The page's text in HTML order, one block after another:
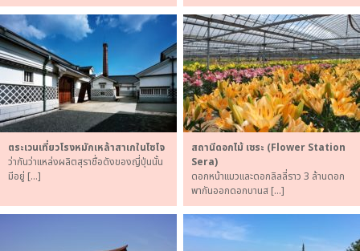
ตระเวนเที่ยวโรงหมักเหล้าสาเกในไซโจ
ว่ากันว่าแหล่งผลิตสุราชื่อดังของญี่ปุ่นนั้น
มีอยู่ […]
สถานีดอกไม้ เซระ (Flower Station
Sera)
ดอกหน้าแมวและดอกลิลลี่ราว 3 ล้านดอก
พากันออกดอกบานส […]